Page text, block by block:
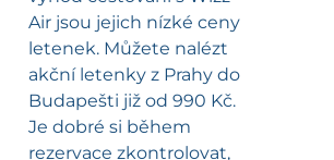
Air jsou jejich nízké ceny
letenek. Můžete nalézt
akční letenky z Prahy do
Budapešti již od 990 Kč.
Je dobré si během
rezervace zkontrolovat,